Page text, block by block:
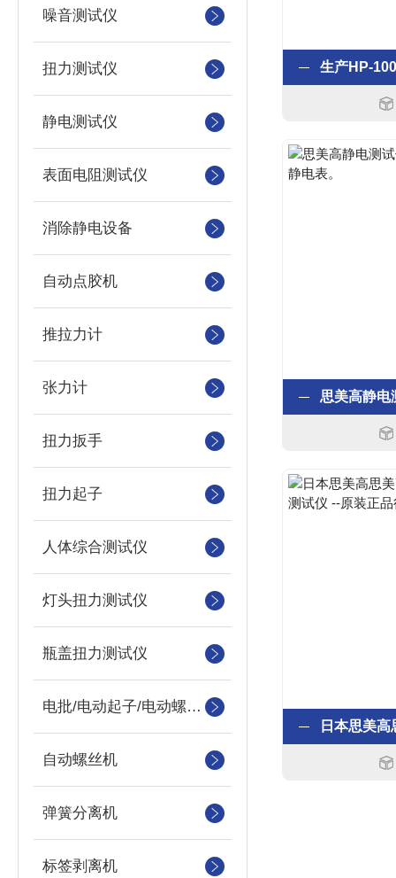
噪音测试仪
扭力测试仪
静电测试仪
表面电阻测试仪
消除静电设备
自动点胶机
推拉力计
张力计
扭力扳手
扭力起子
人体综合测试仪
灯头扭力测试仪
瓶盖扭力测试仪
电批/电动起子/电动螺丝刀
自动螺丝机
弹簧分离机
标签剥离机